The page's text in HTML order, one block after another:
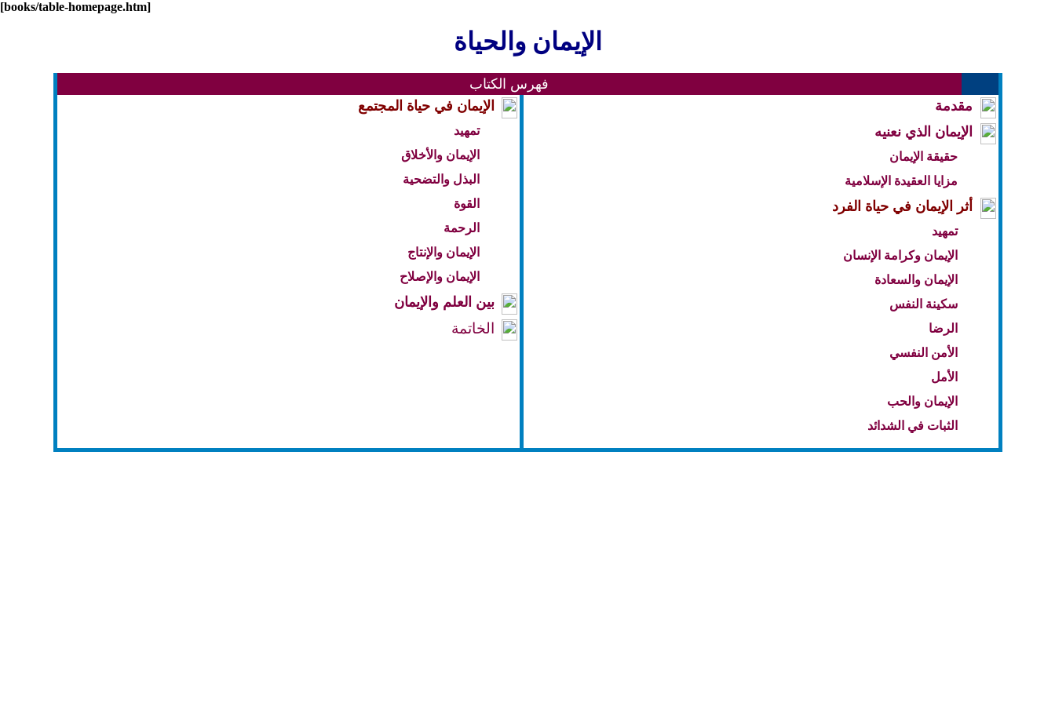
[books/table-homepage.htm]
الإيمان والحياة
فهرس الكتاب
الإيمان في حياة المجتمع
تمهيد
الإيمان والأخلاق
البذل والتضحية
القوة
الرحمة
الإيمان والإنتاج
الإيمان والإصلاح
بين العلم والإيمان
الخاتمة
مقدمة
الإيمان الذي نعنيه
حقيقة الإيمان
مزايا العقيدة الإسلامية
أثر الإيمان في حياة الفرد
تمهيد
الإيمان وكرامة الإنسان
الإيمان والسعادة
سكينة النفس
الرضا
الأمن النفسي
الأمل
الإيمان والحب
الثبات في الشدائد